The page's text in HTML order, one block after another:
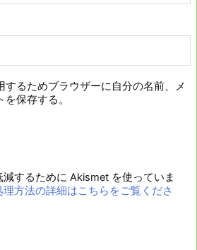
するためブラウザーに自分の名前、メ
保存する。
するために Akismet を使っていま
方法の詳細はこちらをご覧くださ